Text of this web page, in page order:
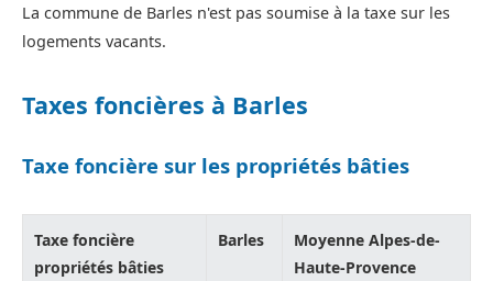
La commune de Barles n'est pas soumise à la taxe sur les
logements vacants.
Taxes foncières à Barles
Taxe foncière sur les propriétés bâties
Taxe foncière
propriétés bâties
Barles
Moyenne Alpes-de-
Haute-Provence